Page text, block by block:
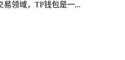
领域，TP钱包是一...